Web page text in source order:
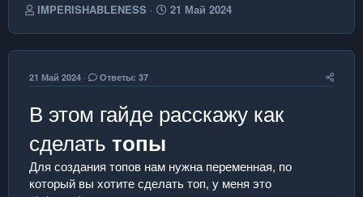
А
т
о
т
м
ы
IMPERISHABLENESS
Д
т
а
а
л
21 Май 2024
21 Май 2024 Ответы: 37
В этом гайде расскажу как
сделать топы
Для создания топов нам нужна переменная, по
который вы хотите сделать топ, у меня это